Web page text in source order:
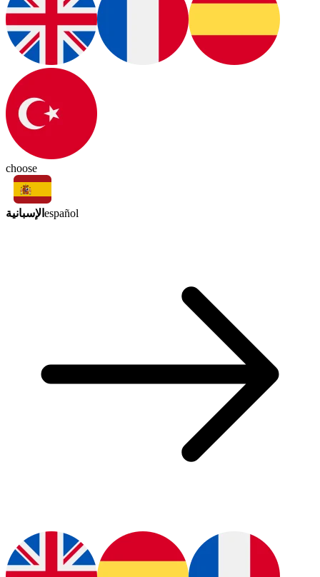
choose
الإسبانية español